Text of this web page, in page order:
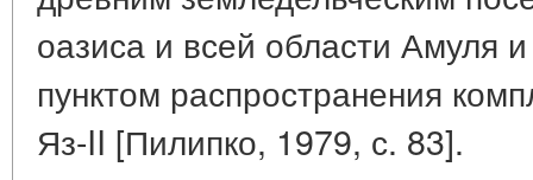
оазиса и всей области Амуля
пунктом распространения
Яз-II [Пилипко, 1979, с. 83].